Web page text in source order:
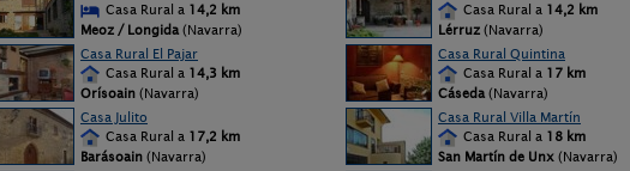
Casa Rural a 14,2 km
Meoz / Longida (Navarra)
Casa Rural a 14,2 km
Lérruz (Navarra)
Casa Rural El Pajar
Casa Rural a 14,3 km
Orísoain (Navarra)
Casa Rural Quintina
Casa Rural a 17 km
Cáseda (Navarra)
Casa Julito
Casa Rural a 17,2 km
Barásoain (Navarra)
Casa Rural Villa Martín
Casa Rural a 18 km
San Martín de Unx (Navarra)